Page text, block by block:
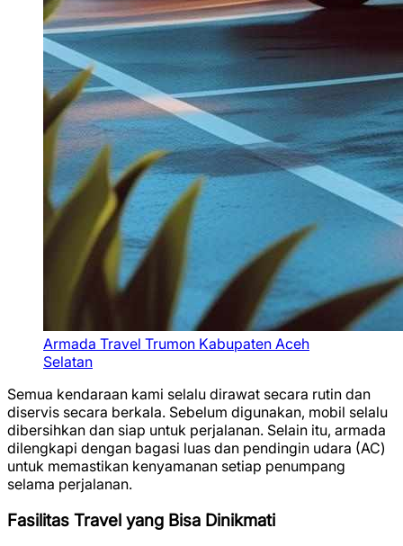
Armada Travel Trumon Kabupaten Aceh
Selatan
Semua kendaraan kami selalu dirawat secara rutin dan
diservis secara berkala. Sebelum digunakan, mobil selalu
dibersihkan dan siap untuk perjalanan. Selain itu, armada
dilengkapi dengan bagasi luas dan pendingin udara (AC)
untuk memastikan kenyamanan setiap penumpang
selama perjalanan.
Fasilitas Travel yang Bisa Dinikmati